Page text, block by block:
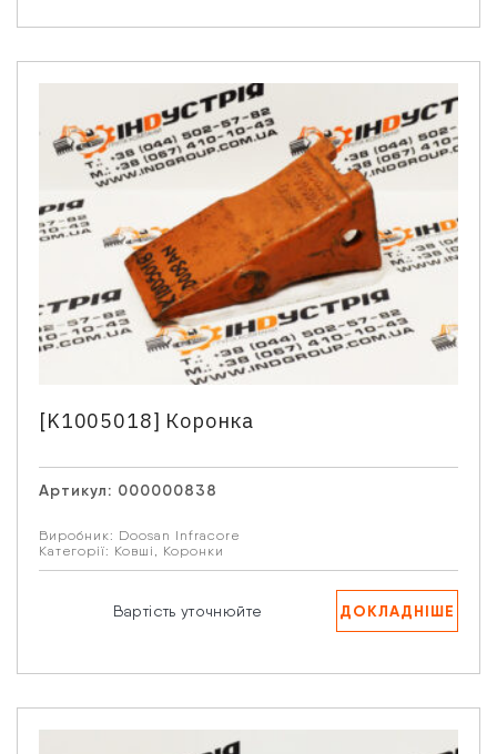
[K1005018] Коронка
Артикул: 000000838
Виробник: Doosan Infracore
Категорії: Ковші Коронки
Вартість уточнюйте ДОКЛАДНІШЕ
Телефон*
Email
Ваше запитання
обробку Ваших персональних даних.